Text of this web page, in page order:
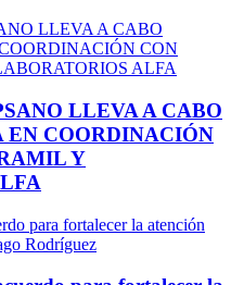
LLEVA A CABO
COORDINACIÓN
Y